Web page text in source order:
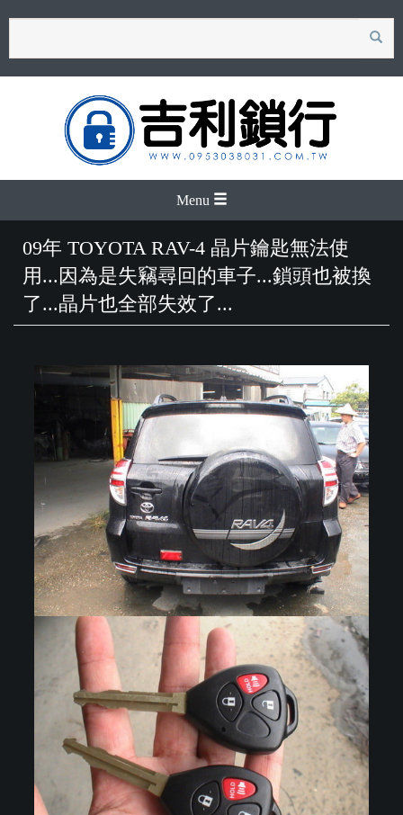
Menu
09年 TOYOTA RAV-4 晶片鑰匙無法使
用...因為是失竊尋回的車子...鎖頭也被換
了...晶片也全部失效了...